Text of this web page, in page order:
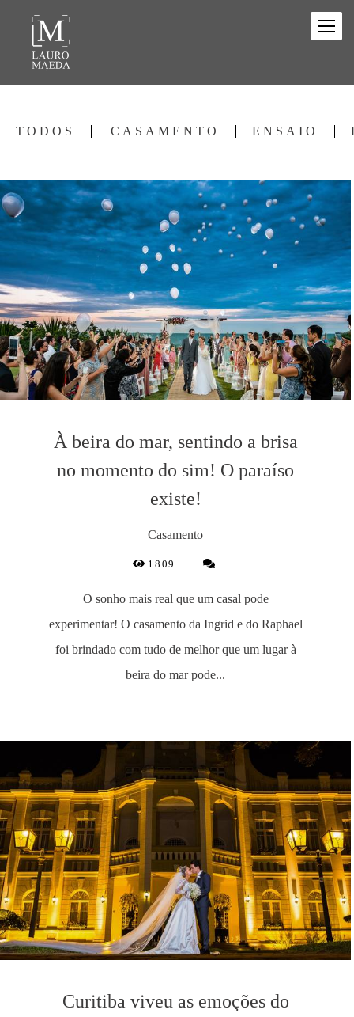
TODOS CASAMENTO ENSAIO
À beira do mar, sentindo a brisa
no momento do sim! O paraíso
existe!
Casamento
1809
O sonho mais real que um casal pode
experimentar! O casamento da Ingrid e do Raphael
foi brindado com tudo de melhor que um lugar à
beira do mar pode...
Curitiba viveu as emoções do